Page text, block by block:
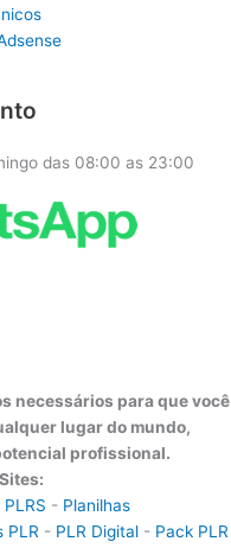
das 08:00 as 23:00
necessários para que você
lugar do mundo,
profissional.
PLRS - Planilhas
PLR - PLR Digital- Pack PLR